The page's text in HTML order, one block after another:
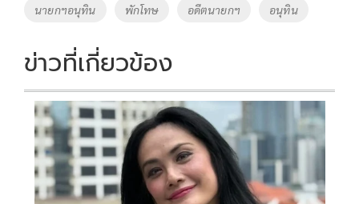
k k
นายกฯอนุทิน พักโทษ อดีตนายกฯ อนุทิน
ข่าวที่เกี่ยวข้อง